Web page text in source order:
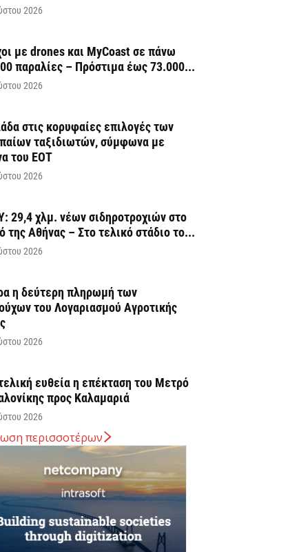
2026
με drones και MyCoast σε πάνω
παραλίες – Πρόστιμα έως 73.000...
2026
στις κορυφαίες επιλογές των
ταξιδιωτών, σύμφωνα με
του ΕΟΤ
2026
29,4 χλμ. νέων σιδηροτροχιών στο
της Αθήνας – Στο τελικό στάδιο το...
2026
η δεύτερη πληρωμή των
του Λογαριασμού Αγροτικής
2026
ευθεία η επέκταση του Μετρό
προς Καλαμαριά
2026
Στον κάλαθο των αχρήστων
για το καλώδιο της
διασύνδεσης...
2026
Επιτροπή Βιομηχανίας – Κυρ.
περισσοτέρων